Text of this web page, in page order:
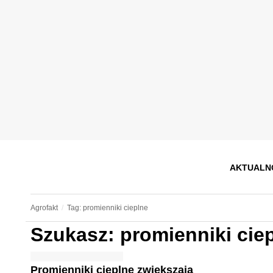
Agrofakt Tag: promienniki cieplne
Szukasz: promienniki
Promienniki cieplne zwiększają